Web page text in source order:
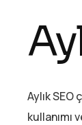
Aylık